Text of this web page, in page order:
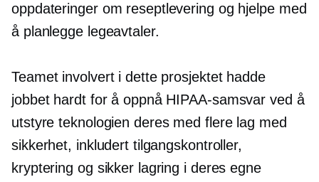
oppdateringer om reseptlevering og hjelpe med
å planlegge legeavtaler.
Teamet involvert i dette prosjektet hadde
jobbet hardt for å oppnå HIPAA-samsvar ved å
utstyre teknologien deres med flere lag med
sikkerhet, inkludert tilgangskontroller,
kryptering og sikker lagring i deres egne